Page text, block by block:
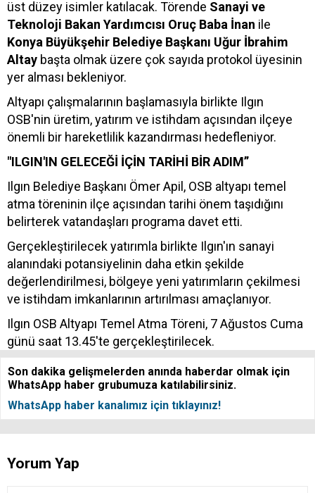
üst düzey isimler katılacak. Törende Sanayi ve
Teknoloji Bakan Yardımcısı Oruç Baba İnan ile
Konya Büyükşehir Belediye Başkanı Uğur İbrahim
Altay başta olmak üzere çok sayıda protokol üyesinin
yer alması bekleniyor.
Altyapı çalışmalarının başlamasıyla birlikte Ilgın
OSB'nin üretim, yatırım ve istihdam açısından ilçeye
önemli bir hareketlilik kazandırması hedefleniyor.
"ILGIN'IN GELECEĞİ İÇİN TARİHİ BİR ADIM”
Ilgın Belediye Başkanı Ömer Apil, OSB altyapı temel
atma töreninin ilçe açısından tarihi önem taşıdığını
belirterek vatandaşları programa davet etti.
Gerçekleştirilecek yatırımla birlikte Ilgın'ın sanayi
alanındaki potansiyelinin daha etkin şekilde
değerlendirilmesi, bölgeye yeni yatırımların çekilmesi
ve istihdam imkanlarının artırılması amaçlanıyor.
Ilgın OSB Altyapı Temel Atma Töreni, 7 Ağustos Cuma
günü saat 13.45'te gerçekleştirilecek.
Son dakika gelişmelerden anında haberdar olmak için
WhatsApp haber grubumuza katılabilirsiniz.
WhatsApp haber kanalımız için tıklayınız!
Yorum Yap